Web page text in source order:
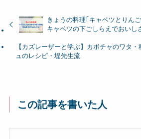
きょうの料理｢キャベツとりん
キャベツの下ごしらえでおいし
【カズレーザーと学ぶ】カボチャのワタ・
ュのレシピ・堤先生流
この記事を書いた人